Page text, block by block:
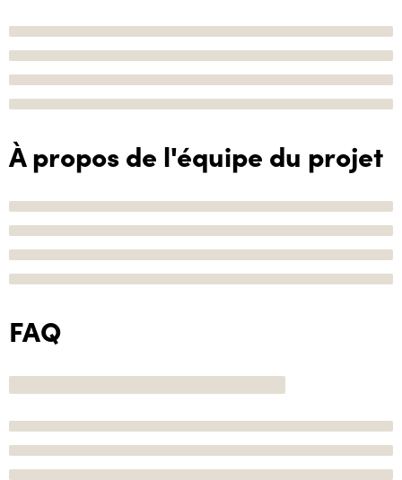
À propos de l'équipe du projet
FAQ